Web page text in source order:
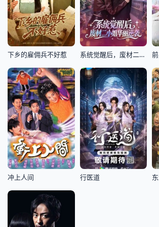
下乡的雇佣兵不好惹 系统觉醒后，废材二小姐华丽逆袭
冲上人间 行医道